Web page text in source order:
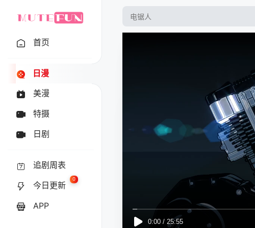
首页
日漫
美漫
特摄
日剧
追剧周表
今日更新
0
APP